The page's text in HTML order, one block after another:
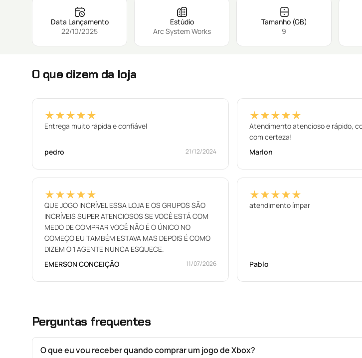
Data Lançamento
22/10/2025
Estúdio
Arc System Works
Tamanho (GB)
9
O que dizem da loja
★★★★★
Entrega muito rápida e confiável
pedro 21/12/2024
★★★★★
Atendimento atencioso e rápido,
com certeza!
Marlon
★★★★★
QUE JOGO INCRÍVEL ESSA LOJA E OS GRUPOS SÃO
INCRÍVEIS SUPER ATENCIOSOS SE VOCÊ ESTÁ COM
MEDO DE COMPRAR VOCÊ NÃO É O ÚNICO NO
COMEÇO EU TAMBÉM ESTAVA MAS DEPOIS É COMO
DIZEM O 1 AGENTE NUNCA ESQUECE.
EMERSON CONCEIÇÃO
11/07/2026
★★★★★
atendimento ímpar
Pablo
Perguntas frequentes
O que eu vou receber quando comprar um jogo de Xbox?